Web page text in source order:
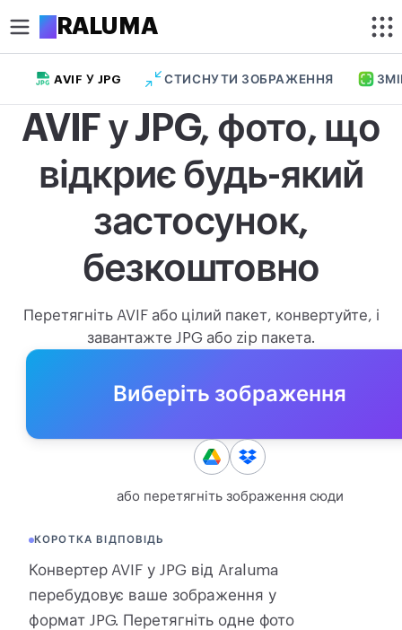
ARALUMA
Обрізати фото
Обрізати фото по колу
Стиснути зображення
Видалити фон
Збільшити зображення
РЕДАГУВАННЯ
Змінити розмір
КОНВЕРТАЦІЯ
AVIF У JPG СТИСНУТИ ЗОБРАЖЕННЯ
AVIF у JPG, фото, що
відкриє будь-який
застосунок,
безкоштовно
Перетягніть AVIF або цілий пакет, конвертуйте, і
завантажте JPG або zip пакета.
Виберіть зображення
або перетягніть зображення сюди
КОРОТКА ВІДПОВІДЬ
Конвертер AVIF у JPG від Araluma
перебудовує ваше зображення у
формат JPG. Перетягніть одне фото